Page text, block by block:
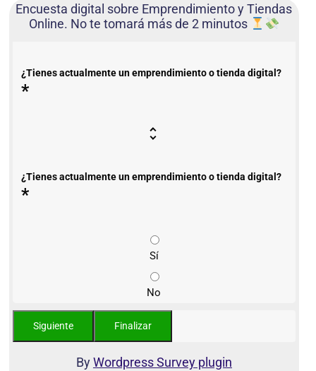
Encuesta digital sobre Emprendimiento y Tiendas
Online. No te tomará más de 2 minutos
¿Tienes actualmente un emprendimiento o tienda digital?
*
¿Tienes actualmente un emprendimiento o tienda digital?
*
Sí
No
ByWordpress Survey plugin